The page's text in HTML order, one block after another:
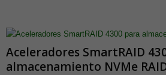
Aceleradores SmartRAID
almacenamiento NVMe